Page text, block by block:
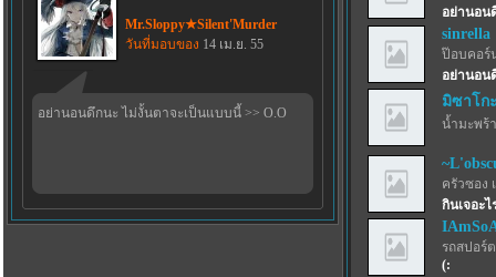
Mr.Sloppy★Silent'Murder
วันที่มอบของ 14 เม.ย. 55
อย่านอนดึกนะ ไม่งั้นตาจะเป็นแบบนี้ >> O.O
อย่านอน
sinrella
ป๊อบคอร์
อย่านอน
มิซาโก
น้ำมะพร้
ครัวซอง
กินเจอะ
รถสปอร์
(: